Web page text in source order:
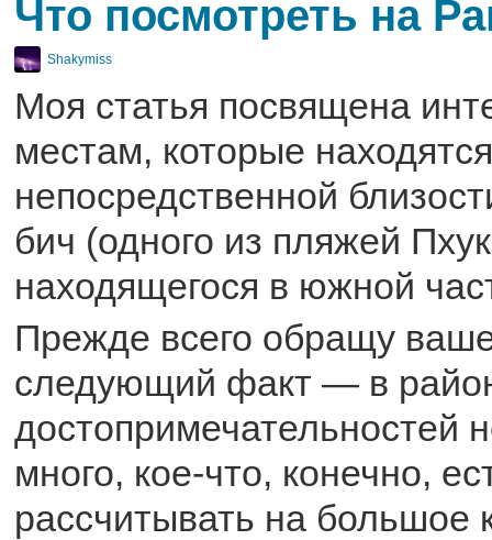
Что посмотреть на
Shakymiss
Моя статья посвящена
местам, которые
непосредственной
бич (одного из пляжей
находящегося в южной
Прежде всего обращу
следующий факт — в
достопримечательностей
много, кое-что, конечно,
рассчитывать на большое